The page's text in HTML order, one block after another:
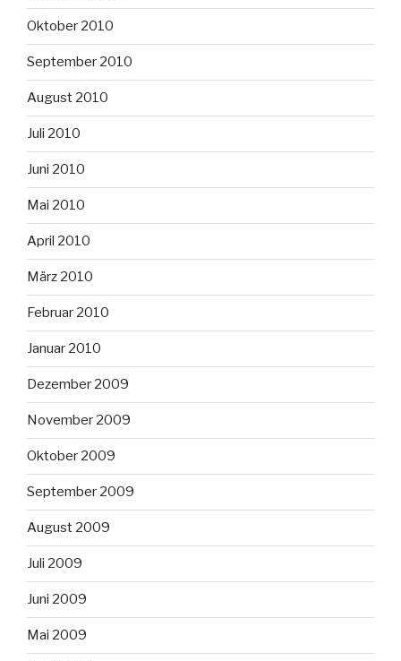
Oktober 2010
September 2010
August 2010
Juli 2010
Juni 2010
Mai 2010
April 2010
März 2010
Februar 2010
Januar 2010
Dezember 2009
November 2009
Oktober 2009
September 2009
August 2009
Juli 2009
Juni 2009
Mai 2009